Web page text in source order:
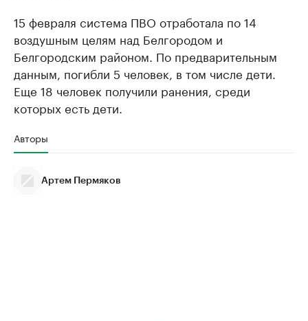
15 февраля система ПВО отработала по 14
воздушным целям над Белгородом и
Белгородским районом. По предварительным
данным, погибли 5 человек, в том числе дети.
Еще 18 человек получили ранения, среди
которых есть дети.
Авторы
Артем Пермяков